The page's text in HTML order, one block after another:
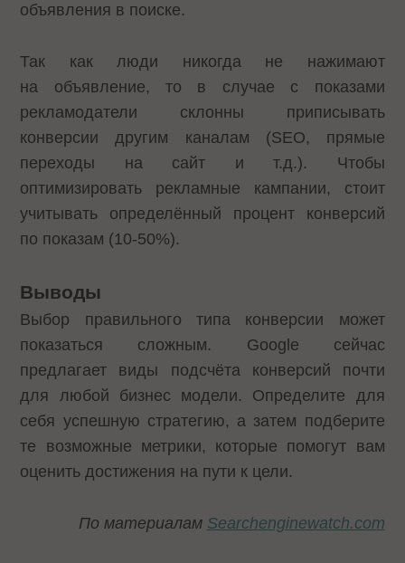
объявления в поиске.
Так как люди никогда не нажимают
на объявление, то в случае с показами
рекламодатели склонны приписывать
конверсии другим каналам (SEO, прямые
переходы на сайт и т.д.). Чтобы
оптимизировать рекламные кампании, стоит
учитывать определённый процент конверсий
по показам (10-50%).
Выводы
Выбор правильного типа конверсии может
показаться сложным. Google сейчас
предлагает виды подсчёта конверсий почти
для любой бизнес модели. Определите для
себя успешную стратегию, а затем подберите
те возможные метрики, которые помогут вам
оценить достижения на пути к цели.
По материалам Searchenginewatch.com